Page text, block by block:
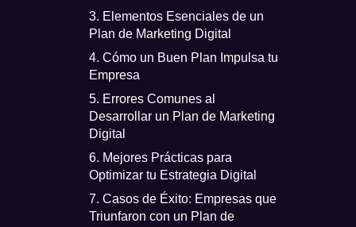
3. Elementos Esenciales de un
Plan de Marketing Digital
4. Cómo un Buen Plan Impulsa tu
Empresa
5. Errores Comunes al
Desarrollar un Plan de Marketing
Digital
6. Mejores Prácticas para
Optimizar tu Estrategia Digital
7. Casos de Éxito: Empresas que
Triunfaron con un Plan de